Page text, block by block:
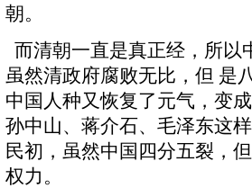
朝。
而清朝一直是真正经，所以
虽然清政府腐败无比，但 是
中国人种又恢复了元气，变
孙中山、蒋介石、毛泽东这
民初，虽然中国四分五裂，
权力。